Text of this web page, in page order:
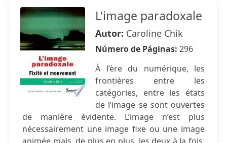
L'image paradoxale
Autor: Caroline Chik
Número de Páginas: 296
À l’ère du numérique, les
frontières entre les
catégories, entre les états
de l’image se sont ouvertes
de manière évidente. L’image n’est plus
nécessairement une image fixe ou une image